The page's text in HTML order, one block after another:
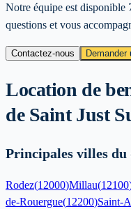
Notre équipe est disponible
questions et vous
Contactez-nous Demander
Location de
de Saint Just
Principales villes du
Rodez(12000)Millau(12100
de-Rouergue(12200)Saint-